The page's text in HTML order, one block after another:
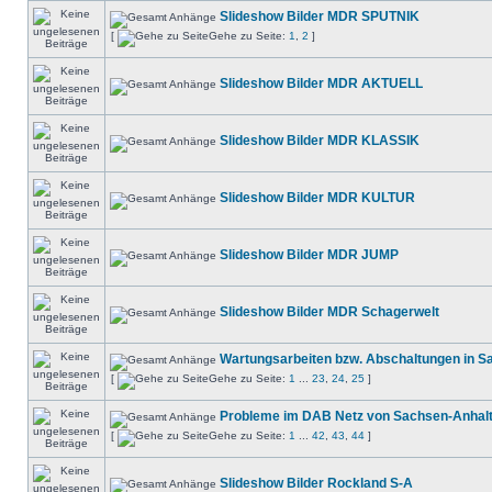
Slideshow Bilder MDR SPUTNIK
[ Gehe zu Seite: 1 2 ]
Slideshow Bilder MDR AKTUELL
Slideshow Bilder MDR KLASSIK
Slideshow Bilder MDR KULTUR
Slideshow Bilder MDR JUMP
Slideshow Bilder MDR Schagerwelt
Wartungsarbeiten bzw. Abschaltungen in
[ Gehe zu Seite: 1 23 24 25 ]
Probleme im DAB Netz von Sachsen-
[ Gehe zu Seite: 1 42 43 44 ]
Slideshow Bilder Rockland S-A